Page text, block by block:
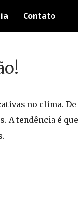
Contato
no clima. De
A tendência é que